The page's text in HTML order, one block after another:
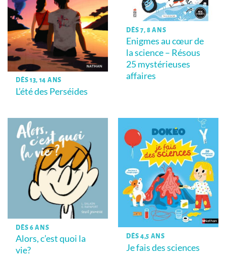
DÈS 13, 14 ANS
L’été des Perséides
DÈS 7, 8 ANS
Enigmes au cœur de
la science – Résous
25 mystérieuses
affaires
DÈS 6 ANS
Alors, c’est quoi la
vie?
DÈS 4,5 ANS
Je fais des sciences